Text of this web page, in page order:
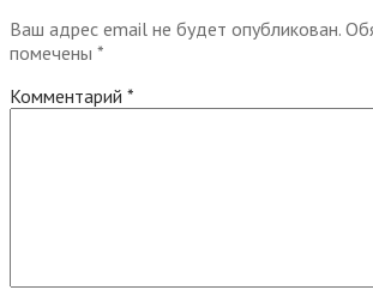
Ваш адрес email не будет опубликован.
помечены *
Комментарий *